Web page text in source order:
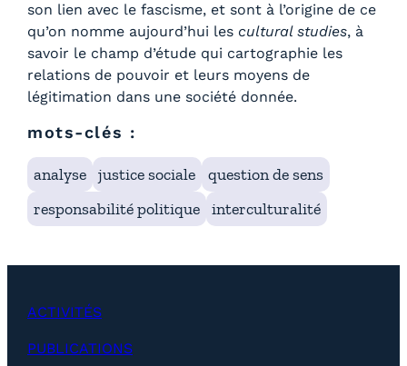
son lien avec le fascisme, et sont à l’origine de ce
qu’on nomme aujourd’hui les cultural studies, à
savoir le champ d’étude qui cartographie les
relations de pouvoir et leurs moyens de
légitimation dans une société donnée.
mots-clés :
analyse justice sociale
question de sens
responsabilité politique
interculturalité
ACTIVITÉS
PUBLICATIONS